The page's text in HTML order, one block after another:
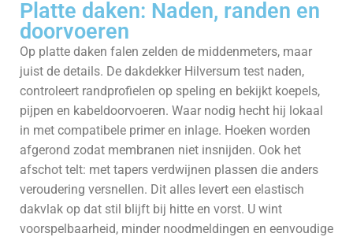
Platte daken: Naden, randen en
doorvoeren
Op platte daken falen zelden de middenmeters, maar
juist de details. De dakdekker Hilversum test naden,
controleert randprofielen op speling en bekijkt koepels,
pijpen en kabeldoorvoeren. Waar nodig hecht hij lokaal
in met compatibele primer en inlage. Hoeken worden
afgerond zodat membranen niet insnijden. Ook het
afschot telt: met tapers verdwijnen plassen die anders
veroudering versnellen. Dit alles levert een elastisch
dakvlak op dat stil blijft bij hitte en vorst. U wint
voorspelbaarheid, minder noodmeldingen en eenvoudige